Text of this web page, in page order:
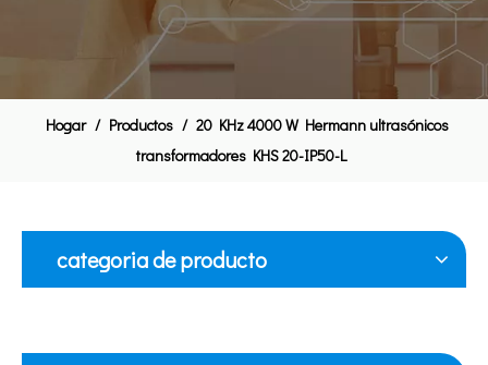
Hogar / Productos / 20 KHz 4000 W Hermann ultrasónicos
transformadores KHS 20-IP50-L
categoria de producto
Actualmente, la investigación sobre la extracción de antioxidantes